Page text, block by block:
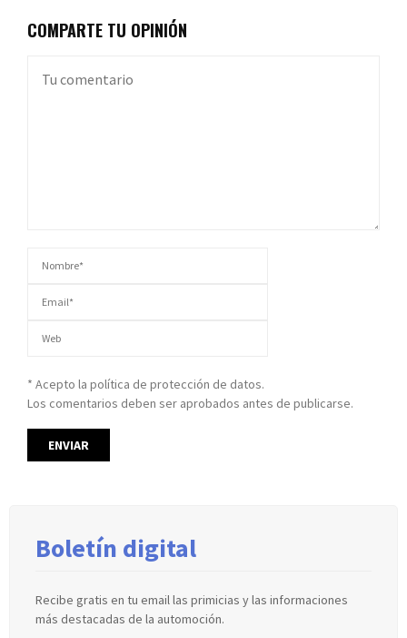
COMPARTE TU OPINIÓN
* Acepto la política de protección de datos.
Los comentarios deben ser aprobados antes de publicarse.
Boletín digital
Recibe gratis en tu email las primicias y las informaciones
más destacadas de la automoción.